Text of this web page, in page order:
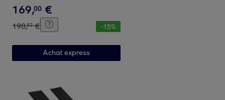
169,00 €
198,83 € -15%
Achat express